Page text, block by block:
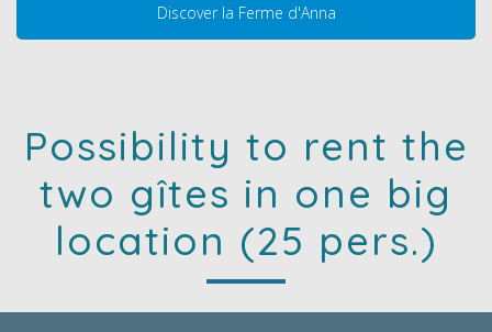
Discover la Ferme d'Anna
Possibility to rent the
two gîtes in one big
location (25 pers.)